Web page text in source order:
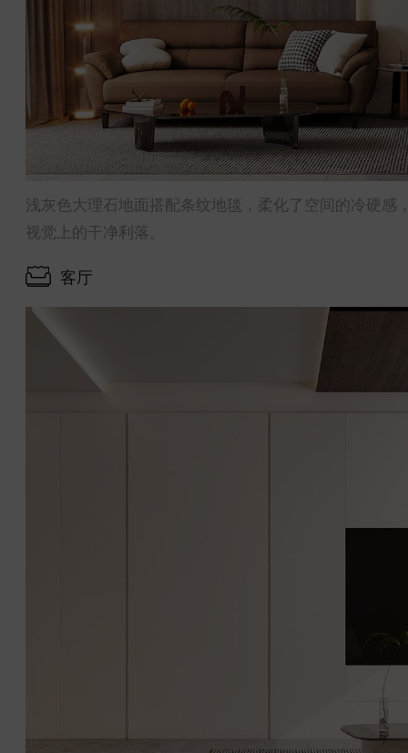
浅灰色大理石地面搭配条纹地毯，柔化了空间的冷硬
视觉上的干净利落。
客厅